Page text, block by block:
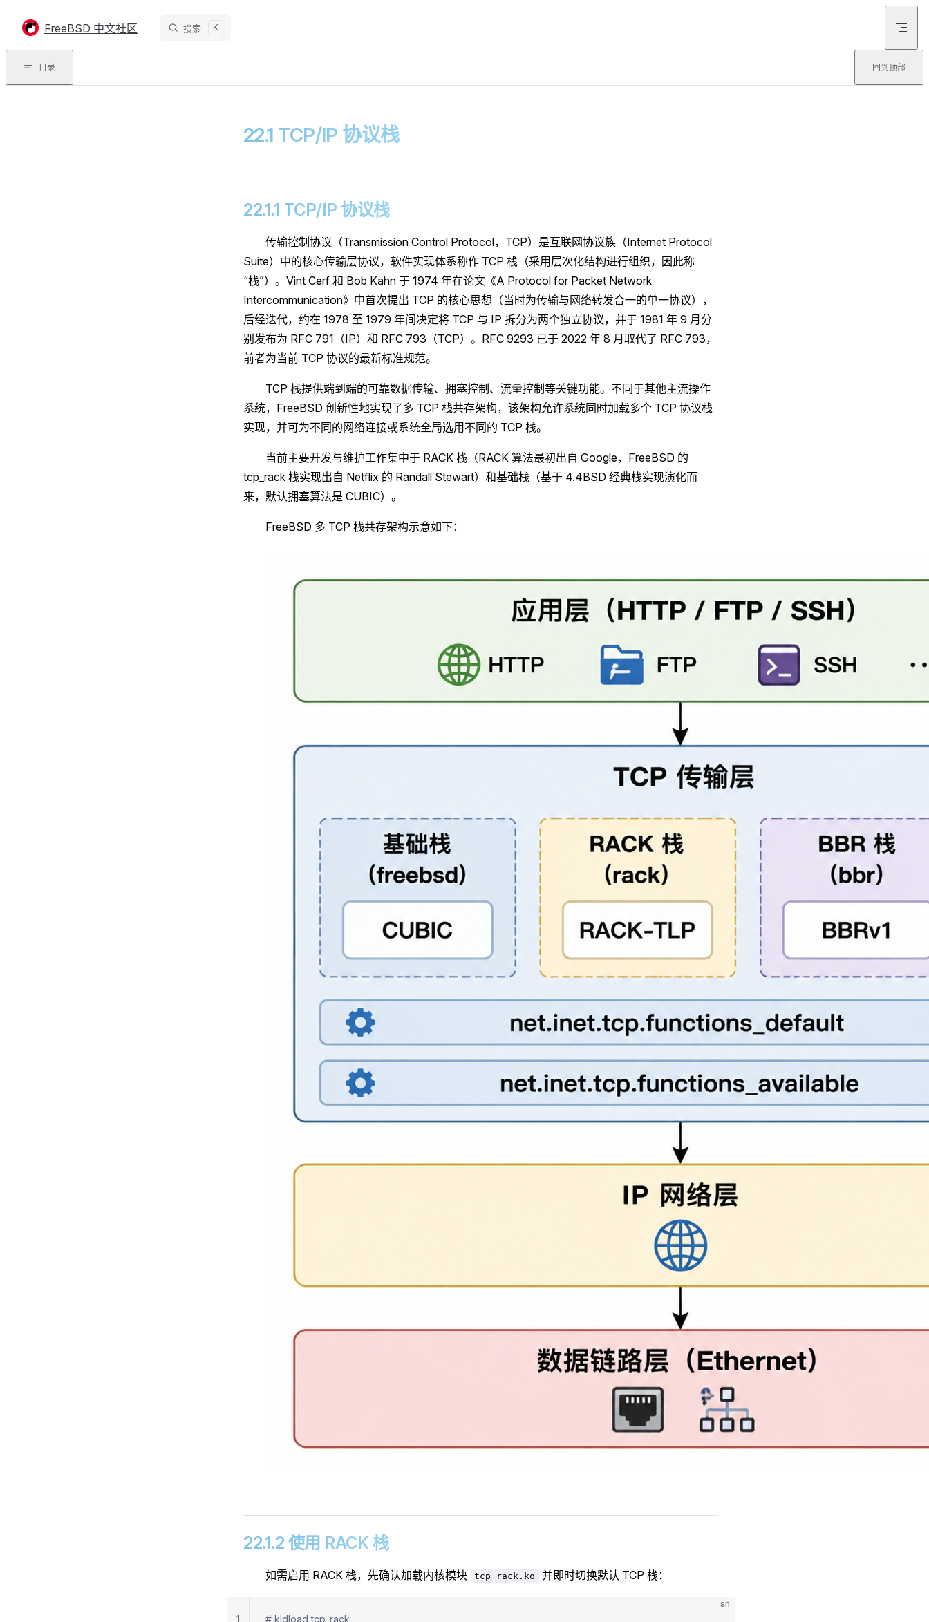
FreeBSD 中文社区 搜索 K
目录 回到顶部
22.1 TCP/IP 协议栈
22.1.1 TCP/IP 协议栈
传输控制协议（Transmission Control Protocol，TCP）是互联网协议族（Internet Protocol
Suite）中的核心传输层协议，软件实现体系称作 TCP 栈（采用层次化结构进行组织，因此称
“栈”）。Vint Cerf 和 Bob Kahn 于 1974 年在论文《A Protocol for Packet Network
Intercommunication》中首次提出 TCP 的核心思想（当时为传输与网络转发合一的单一协议），
后经迭代，约在 1978 至 1979 年间决定将 TCP 与 IP 拆分为两个独立协议，并于 1981 年 9 月分
别发布为 RFC 791（IP）和 RFC 793（TCP）。RFC 9293 已于 2022 年 8 月取代了 RFC 793，
前者为当前 TCP 协议的最新标准规范。
TCP 栈提供端到端的可靠数据传输、拥塞控制、流量控制等关键功能。不同于其他主流操作
系统，FreeBSD 创新性地实现了多 TCP 栈共存架构，该架构允许系统同时加载多个 TCP 协议栈
实现，并可为不同的网络连接或系统全局选用不同的 TCP 栈。
当前主要开发与维护工作集中于 RACK 栈（RACK 算法最初出自 Google，FreeBSD 的
tcp_rack 栈实现出自 Netflix 的 Randall Stewart）和基础栈（基于 4.4BSD 经典栈实现演化而
来，默认拥塞算法是 CUBIC）。
FreeBSD 多 TCP 栈共存架构示意如下：
22.1.2 使用 RACK 栈
如需启用 RACK 栈，先确认加载内核模块 tcp_rack.ko 并即时切换默认 TCP 栈：
sh
# kldload tcp_rack
1